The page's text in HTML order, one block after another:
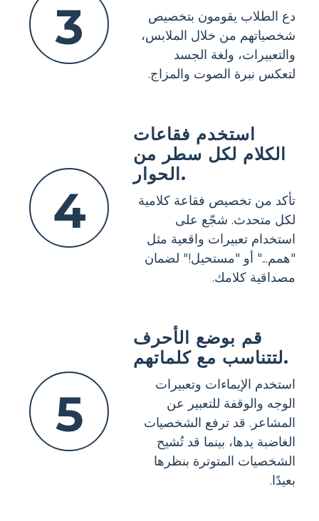
3
دع الطلاب يقومون بتخصيص
شخصياتهم من خلال الملابس،
والتعبيرات، ولغة الجسد
لتعكس نبرة الصوت والمزاج.
4
استخدم فقاعات
الكلام لكل سطر من
الحوار.
تأكد من تخصيص فقاعة كلامية
لكل متحدث. شجّع على
استخدام تعبيرات واقعية مثل
"همم..." أو "مستحيل!" لضمان
مصداقية كلامك.
5
قم بوضع الأحرف
لتتناسب مع كلماتهم.
استخدم الإيماءات وتعبيرات
الوجه والوقفة للتعبير عن
المشاعر. قد ترفع الشخصيات
الغاضبة يدها، بينما قد تُشيح
الشخصيات المتوترة بنظرها
بعيدًا.